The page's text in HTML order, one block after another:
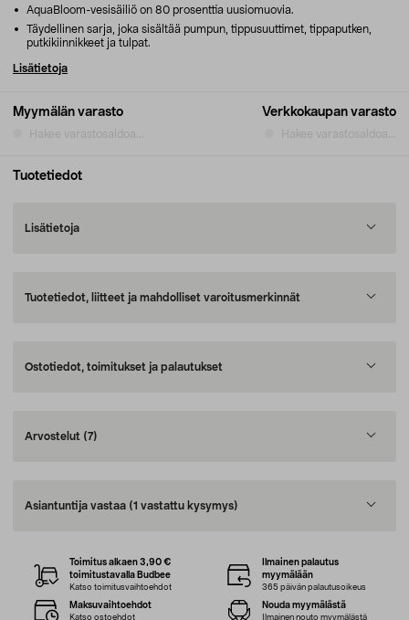
Myymälän varasto
Hakee varastosaldoa...
Verkkokaupan varasto
Hakee varastosaldoa...
AquaBloom-vesisäiliö on 80 prosenttia uusiomuovia.
Täydellinen sarja, joka sisältää pumpun, tippusuuttimet, tippaputken,
putkikiinnikkeet ja tulpat.
Lisätietoja
Tuotetiedot
Lisätietoja
Tuotetiedot, liitteet ja mahdolliset varoitusmerkinnät
Ostotiedot, toimitukset ja palautukset
Arvostelut (7)
Asiantuntija vastaa (1 vastattu kysymys)
Toimitus alkaen 3,90 €
toimitustavalla Budbee
Katso toimitusvaihtoehdot
Ilmainen palautus
myymälään
365 päivän palautusoikeus
Maksuvaihtoehdot
Katso ostoehdot
Nouda myymälästä
Ilmainen nouto myymälästä